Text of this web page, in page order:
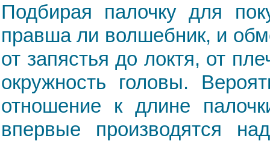
Подбирая палочку для
правша ли волшебник, и
от запястья до локтя, от
окружность головы.
отношение к длине
впервые производятся